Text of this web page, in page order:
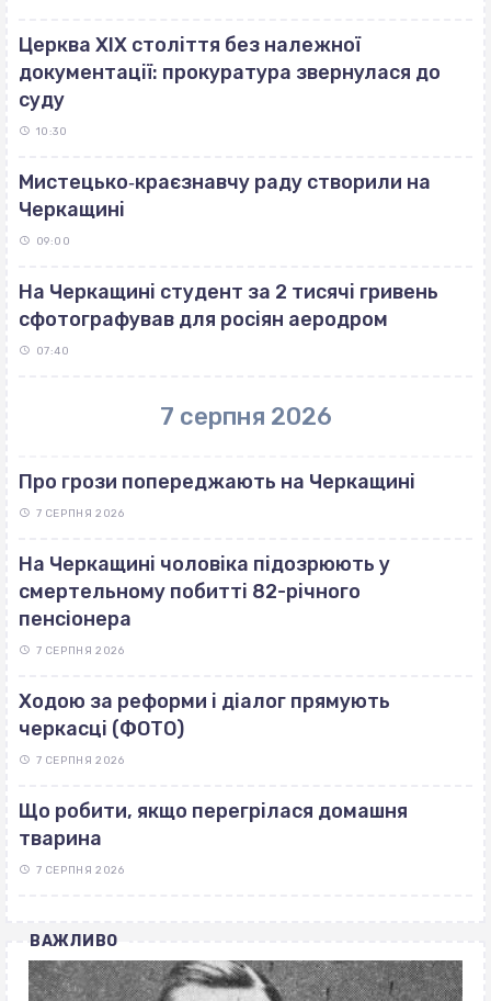
Церква ХІХ століття без належної
документації: прокуратура звернулася до
суду
10:30
Мистецько‐краєзнавчу раду створили на
Черкащині
09:00
На Черкащині студент за 2 тисячі гривень
сфотографував для росіян аеродром
07:40
7 серпня 2026
Про грози попереджають на Черкащині
7 СЕРПНЯ 2026
На Черкащині чоловіка підозрюють у
смертельному побитті 82-річного
пенсіонера
7 СЕРПНЯ 2026
Ходою за реформи і діалог прямують
черкасці (ФОТО)
7 СЕРПНЯ 2026
Що робити, якщо перегрілася домашня
тварина
7 СЕРПНЯ 2026
ВАЖЛИВО